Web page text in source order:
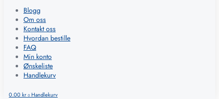
Blogg
Om oss
Kontakt oss
Hvordan bestille
FAQ
Min konto
Ønskeliste
Handlekurv
0.00kr 0 Handlekurv